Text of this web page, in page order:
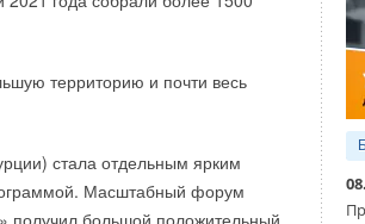
территорию и почти весь
стала отдельным ярким
Масштабный форум
направления в Иркутске.
комплексный поставщик
Баварии, Германия. Существует
Снимите крышку конденсатора,
внешние блоки кондиционера
вибрация приводит к ослаблению
крепежные элементы отверткой.